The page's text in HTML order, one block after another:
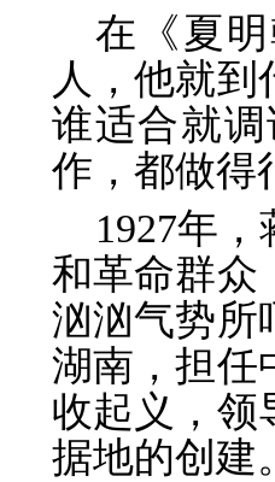
在《夏
人，他就
谁适合就调
作，都做得
1927年
和革命群众
汹汹气势所
湖南，担任
收起义，领
据地的创建。